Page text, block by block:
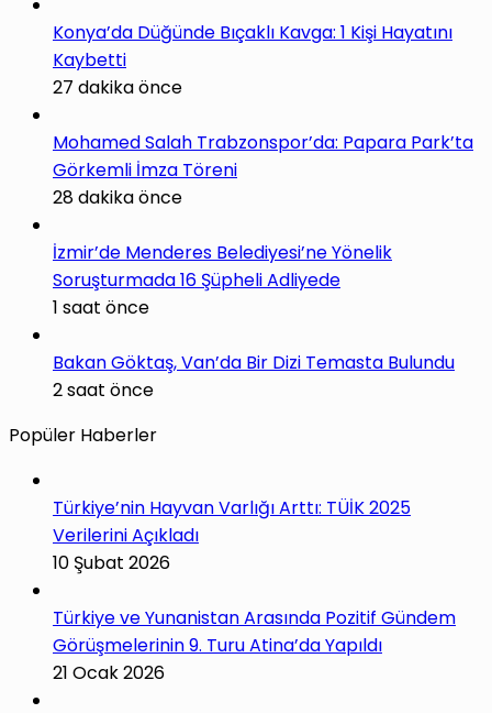
Konya’da Düğünde Bıçaklı Kavga: 1 Kişi Hayatını
Kaybetti
27 dakika önce
Mohamed Salah Trabzonspor’da: Papara Park’ta
Görkemli İmza Töreni
28 dakika önce
İzmir’de Menderes Belediyesi’ne Yönelik
Soruşturmada 16 Şüpheli Adliyede
1 saat önce
Bakan Göktaş, Van’da Bir Dizi Temasta Bulundu
2 saat önce
Popüler Haberler
Türkiye’nin Hayvan Varlığı Arttı: TÜİK 2025
Verilerini Açıkladı
10 Şubat 2026
Türkiye ve Yunanistan Arasında Pozitif Gündem
Görüşmelerinin 9. Turu Atina’da Yapıldı
21 Ocak 2026